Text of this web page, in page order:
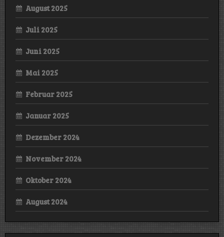
August 2025
Juli 2025
Juni 2025
Mai 2025
Februar 2025
Januar 2025
Dezember 2024
November 2024
Oktober 2024
August 2024